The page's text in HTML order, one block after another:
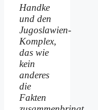
Handke
und den
Jugoslawien-
Komplex,
das wie
kein
anderes
die
Fakten